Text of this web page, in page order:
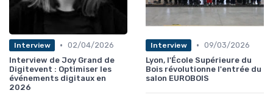
Interview • 02/04/2026
Interview de Joy Grand de
Digitevent : Optimiser les
événements digitaux en
2026
Interview • 09/03/2026
Lyon, l'École Supérieure du
Bois révolutionne l'entrée du
salon EUROBOIS